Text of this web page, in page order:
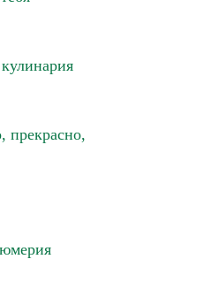
прекрасно,